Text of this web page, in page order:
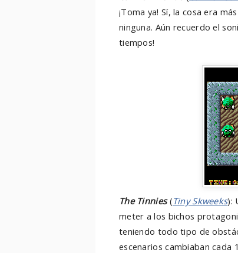
¡Toma ya! Sí, la cosa era
ninguna. Aún recuerdo el
tiempos!
The Tinnies(Tiny Skweeks):
meter a los bichos
teniendo todo tipo de
escenarios cambiaban cada